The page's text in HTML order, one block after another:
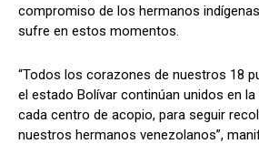
compromiso de los hermanos
sufre en estos momentos.
“Todos los corazones de nuestros 18
el estado Bolívar continúan unidos en la
cada centro de acopio, para seguir
nuestros hermanos venezolanos”,